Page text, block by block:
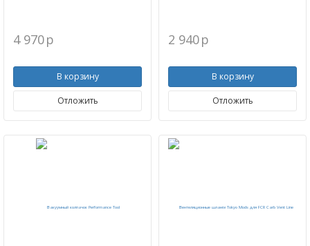
4 970p
В корзину
Отложить
2 940p
В корзину
Отложить